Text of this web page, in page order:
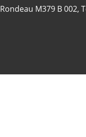
Rondeau M379 B 002,